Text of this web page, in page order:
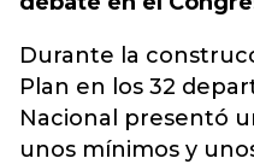
Durante la
Plan en los 32
Nacional presentó
unos mínimos y